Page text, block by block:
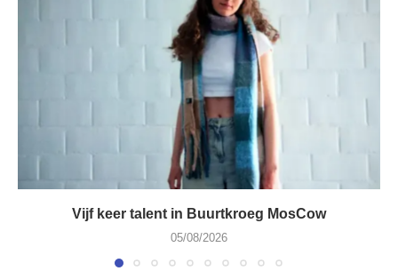
Vijf keer talent in Buurtkroeg MosCow
05/08/2026